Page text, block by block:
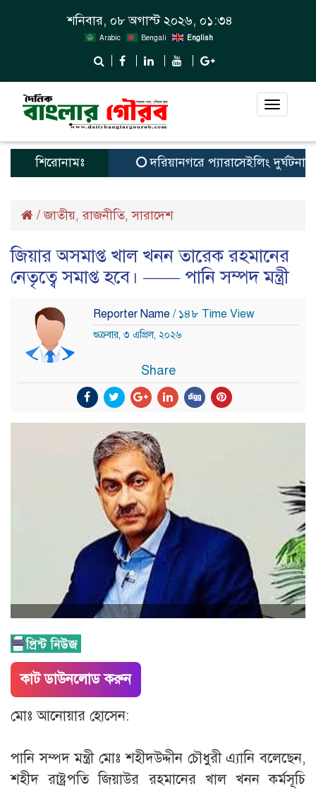
শনিবার, ০৮ অগাস্ট ২০২৬, ০১:৩৪
Arabic Bengali English
Toggle
শিরোনামঃ দরিয়ানগরে প্যারাসেইলিং দুর্ঘটনায়
/জাতীয়,রাজনীতি,সারাদেশ
জিয়ার অসমাপ্ত খাল খনন তারেক রহমানের
নেতৃত্বে সমাপ্ত হবে। ‎—— পানি সম্পদ মন্ত্রী
Reporter Name / ১৪৮ Time View
শুক্রবার, ৩ এপ্রিল, ২০২৬
Share
কাট ডাউনলোড করুন
মোঃ আনোয়ার হোসেন:
‎পানি সম্পদ মন্ত্রী মোঃ শহীদউদ্দীন চৌধুরী এ্যানি বলেছেন,
শহীদ রাষ্ট্রপতি জিয়াউর রহমানের খাল খনন কর্মসূচি